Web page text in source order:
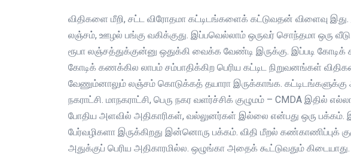
விதிகளை மீறி, சட்ட விரோதமா கட்டிடங்களைக் கட்டுவதன் விளைவு இது.
லஞ்சம், ஊழல் பங்கு வகிக்குது. இப்பவெல்லாம் ஒருவர் சொந்தமா ஒரு
ரூபா லஞ்சத்துக்குன்னு ஒதுக்கி வைக்க வேண்டி இருக்கு. இப்படி
கோடிக் கணக்கில லாபம் சம்பாதிக்கிற பெரிய கட்டிட நிறுவனங்கள்
வேணும்னாலும் லஞ்சம் கொடுக்கத் தயாரா இருக்காங்க. கட்டிடங்களுக்கு
நகராட்சி. மாநகராட்சி, பெரு நகர வளர்ச்சிக் குழுமம் – CMDA இதில்
போதிய அளவில் அதிகாரிகள், வல்லுனர்கள் இல்லை என்பது ஒரு பக்கம்.
பேர்வழிகளா இருக்கிறது இன்னொரு பக்கம். விதி மீறல் கண்காணிப்புக்
அதுக்குப் பெரிய அதிகாரமில்ல. ஒழுங்கா அதைக் கூட்டுவதும் கிடையாது.